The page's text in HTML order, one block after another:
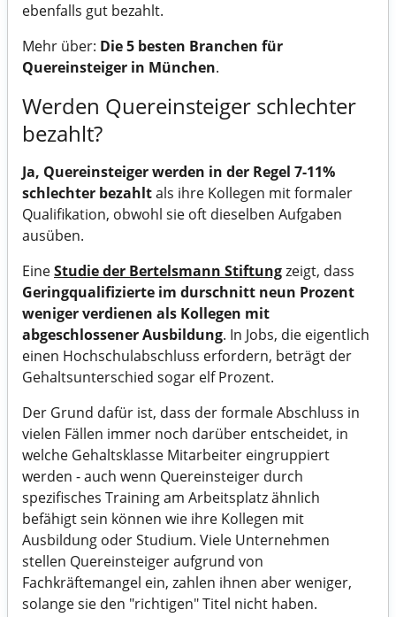
ebenfalls gut bezahlt.
Mehr über: Die 5 besten Branchen für
Quereinsteiger in München.
Werden Quereinsteiger schlechter
bezahlt?
Ja, Quereinsteiger werden in der Regel 7-11%
schlechter bezahltals ihre Kollegen mit formaler
Qualifikation, obwohl sie oft dieselben Aufgaben
ausüben.
EineStudie der Bertelsmann Stiftungzeigt, dass
Geringqualifizierte im durschnitt neun Prozent
weniger verdienen als Kollegen mit
abgeschlossener Ausbildung. In Jobs, die eigentlich
einen Hochschulabschluss erfordern, beträgt der
Gehaltsunterschied sogar elf Prozent.
Der Grund dafür ist, dass der formale Abschluss in
vielen Fällen immer noch darüber entscheidet, in
welche Gehaltsklasse Mitarbeiter eingruppiert
werden - auch wenn Quereinsteiger durch
spezifisches Training am Arbeitsplatz ähnlich
befähigt sein können wie ihre Kollegen mit
Ausbildung oder Studium. Viele Unternehmen
stellen Quereinsteiger aufgrund von
Fachkräftemangel ein, zahlen ihnen aber weniger,
solange sie den "richtigen" Titel nicht haben.